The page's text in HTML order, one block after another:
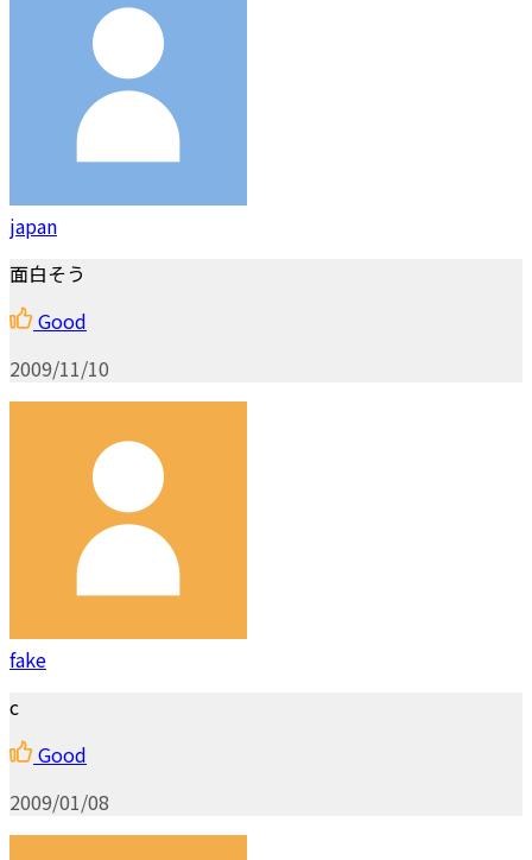
japan
面白そう
Good
2009/11/10
fake
c
Good
2009/01/08